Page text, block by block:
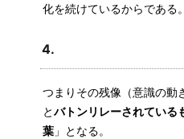
化を続けているからである。
4.
つまりその残像（意識の動
とバトンリレーされている
葉 」となる。